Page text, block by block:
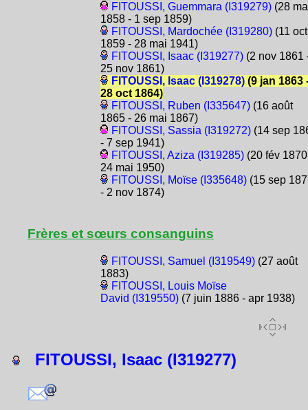
FITOUSSI, Guemmara (I319279)(28
1858 - 1 sep 1859)
FITOUSSI, Mardochée (I319280)(11 oct
1859 - 28 mai 1941)
FITOUSSI, Isaac (I319277)(2 nov 1861
25 nov 1861)
FITOUSSI, Isaac (I319278)(9 jan 1863
28 oct 1864)
FITOUSSI, Ruben (I335647)(16 août
1865 - 26 mai 1867)
FITOUSSI, Sassia (I319272)(14 sep
- 7 sep 1941)
FITOUSSI, Aziza (I319285)(20 fév
24 mai 1950)
FITOUSSI, Moïse (I335648)(15 sep
- 2 nov 1874)
Frères et sœurs consanguins
FITOUSSI, Samuel (I319549)(27 août
1883)
FITOUSSI, Louis Moïse
David (I319550)(7 juin 1886 - apr 1938)
FITOUSSI, Isaac (I319277)